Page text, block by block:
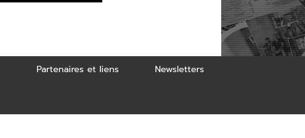
Partenaires et liens Newsletters